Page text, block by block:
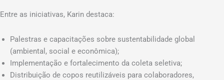
Entre as iniciativas, Karin destaca:
Palestras e capacitações sobre sustentabilidade global
(ambiental, social e econômica);
Implementação e fortalecimento da coleta seletiva;
Distribuição de copos reutilizáveis para colaboradores,